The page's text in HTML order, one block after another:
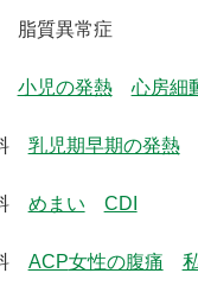
脂質異常症
小児の発熱 心房細
乳児期早期の発熱
めまい CDI
ACP女性の腹痛